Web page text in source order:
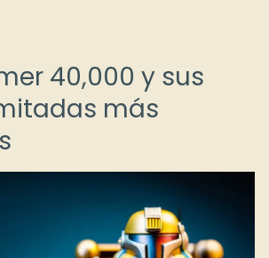
40,000 y sus
más